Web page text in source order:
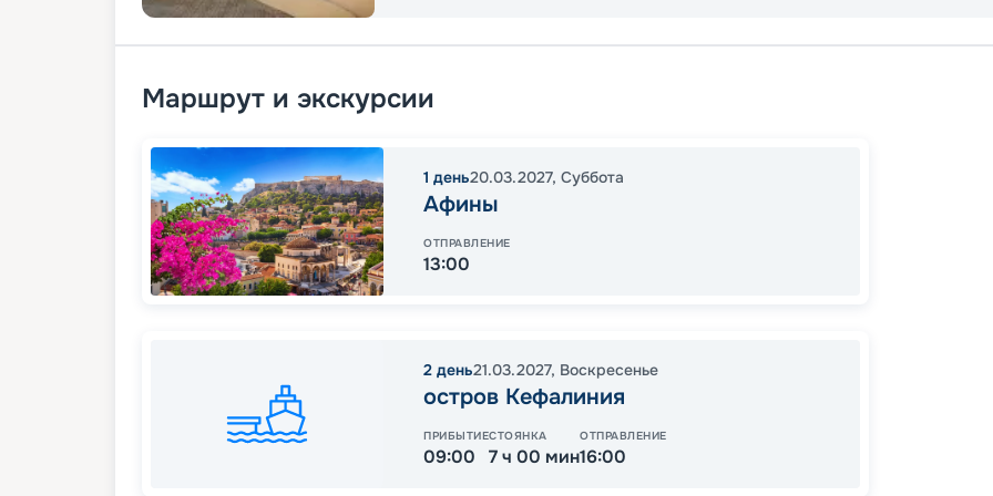
Маршрут и экскурсии
1 день20.03.2027, Суббота
Афины
ОТПРАВЛЕНИЕ
13:00
2 день21.03.2027, Воскресенье
остров Кефалиния
ПРИБЫТИЕ
09:00
СТОЯНКА
7 ч 00 мин
ОТПРАВЛЕНИЕ
16:00